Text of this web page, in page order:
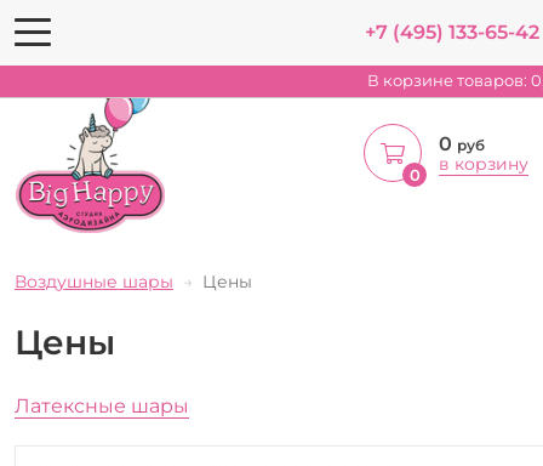
+7 (495) 133-65-42
В корзине товаров: 0
0
0 руб
в корзину
Воздушные шары Цены
Цены
Латексные шары